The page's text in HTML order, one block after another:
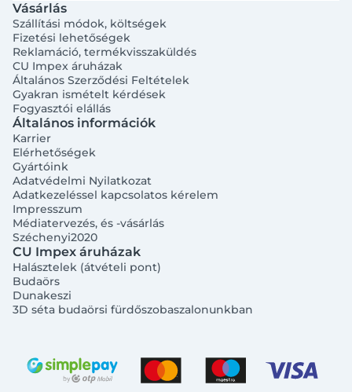
Vásárlás
Szállítási módok, költségek
Fizetési lehetőségek
Reklamáció, termékvisszaküldés
CU Impex áruházak
Általános Szerződési Feltételek
Gyakran ismételt kérdések
Fogyasztói elállás
Általános információk
Karrier
Elérhetőségek
Gyártóink
Adatvédelmi Nyilatkozat
Adatkezeléssel kapcsolatos kérelem
Impresszum
Médiatervezés, és -vásárlás
Széchenyi2020
CU Impex áruházak
Halásztelek (átvételi pont)
Budaörs
Dunakeszi
3D séta budaörsi fürdőszobaszalonunkban